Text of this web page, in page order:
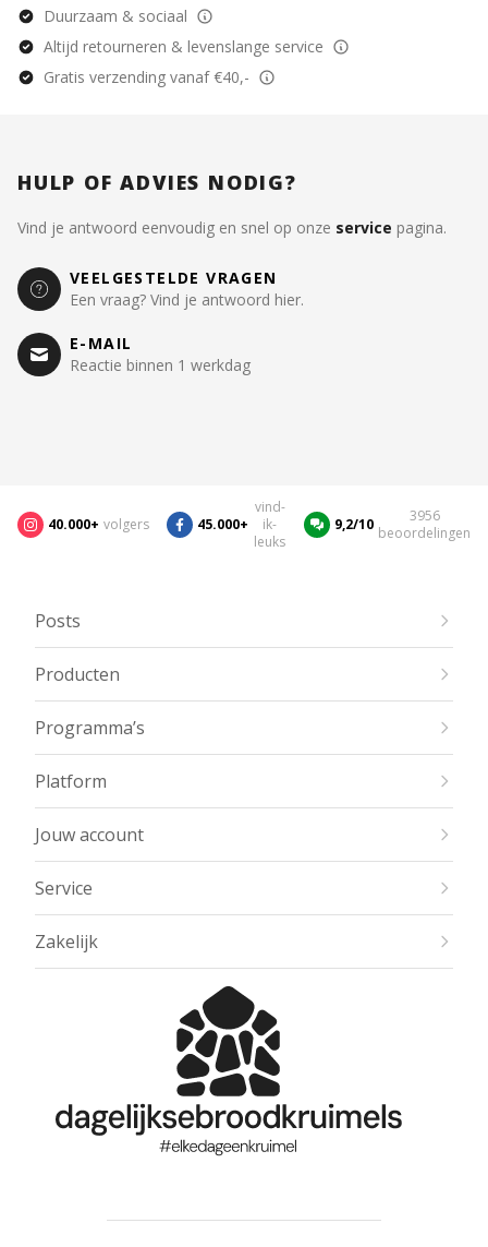
Duurzaam & sociaal
Altijd retourneren & levenslange service
Gratis verzending vanaf €40,-
HULP OF ADVIES NODIG?
Vind je antwoord eenvoudig en snel op onze service pagina.
VEELGESTELDE VRAGEN
Een vraag? Vind je antwoord hier.
E-MAIL
Reactie binnen 1 werkdag
40.000+ volgers 45.000+
vind-
ik-
leuks
9,2/10
3956
beoordelingen
Posts
Producten
Programma’s
Platform
Jouw account
Service
Zakelijk